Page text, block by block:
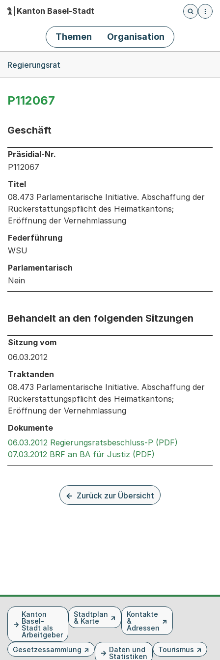
Hauptnavigation
Kanton Basel-Stadt
Öffnet
Themen Organisation
Regierungsrat
P112067
Geschäft
Informationen zum Ausgewählten Geschäft
Präsidial-Nr.
P112067
Titel
08.473 Parlamentarische Initiative. Abschaffung der
Rückerstattungspflicht des Heimatkantons;
Eröffnung der Vernehmlassung
Federführung
WSU
Parlamentarisch
Nein
Behandelt an den folgenden Sitzungen
Behandelt an den folgenden Sitzungen: Informationen
Sitzung vom
06.03.2012
Traktanden
08.473 Parlamentarische Initiative. Abschaffung der
Rückerstattungspflicht des Heimatkantons;
Eröffnung der Vernehmlassung
Dokumente
06.03.2012 Regierungsratsbeschluss-P (PDF)
07.03.2012 BRF an BA für Justiz (PDF)
Zurück zur Übersicht
FusszeileKanton
Basel-
Stadt als
Arbeitgeber
Stadtplan
& Karte
Kontakte
&
Adressen
Gesetzessammlung
Daten und
Statistiken
Tourismus